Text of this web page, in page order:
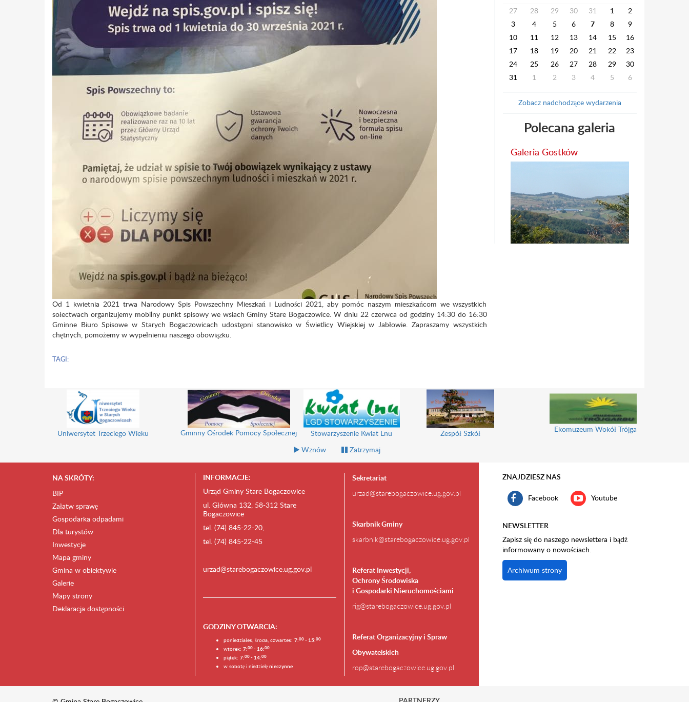
Od 1 kwietnia 2021 trwa Narodowy Spis Powszechny Mieszkań i Ludności 2021, aby pomóc naszym mieszkańcom we wszystkich
sołectwach organizujemy mobilny punkt spisowy we wsiach Gminy Stare Bogaczowice. W dniu 22 czerwca od godziny 14:30 do 16:30
Gminne Biuro Spisowe w Starych Bogaczowicach udostępni stanowisko w Świetlicy Wiejskiej w Jabłowie. Zapraszamy wszystkich
chętnych, pomożemy w wypełnieniu naszego obowiązku.
TAGI:
27
28 29 30 31 1
2
3
4 5 6 7 8
9
10
11 12 13 14 15
16
17
18 19 20 21 22
23
24
25 26 27 28 29
30
31
1 2 3 4 5 6
Zobacz nadchodzące wydarzenia
Polecana galeria
Galeria Gostków
Uniwersytet Trzeciego Wieku Gminny Ośrodek Pomocy Społecznej Stowarzyszenie Kwiat Lnu Zespół Szkół Ekomuzeum Wokół Trójgarbu
Wznów Zatrzymaj
NA SKRÓTY:
BIP
Załatw sprawę
Gospodarka odpadami
Dla turystów
Inwestycje
Mapa gminy
Gmina w obiektywie
Galerie
Mapy strony
Deklaracja dostępności
INFORMACJE:
Urząd Gminy Stare Bogaczowice
ul. Główna 132, 58-312 Stare
Bogaczowice
tel. (74) 845-22-20,
tel. (74) 845-22-45
urzad@starebogaczowice.ug.gov.pl
GODZINY OTWARCIA:
poniedziałek, środa, czwartek: 7:00- 15:00
wtorek: 7:00- 16:00
piątek: 7:00- 14:00
w sobotę i niedzielę nieczynne
Sekretariat
urzad@starebogaczowice.ug.gov.pl
Skarbnik Gminy
skarbnik@starebogaczowice.ug.gov.pl
Referat Inwestycji,
Ochrony Środowiska
i Gospodarki Nieruchomościami
rig@starebogaczowice.ug.gov.pl
Referat Organizacyjny i Spraw
Obywatelskich
rop@starebogaczowice.ug.gov.pl
ZNAJDZIESZ NAS
Facebook Youtube
NEWSLETTER
Zapisz się do naszego newslettera i bądź
informowany o nowościach.
Archiwum strony